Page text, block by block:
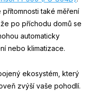
také měření
po příchodu domů se
automaticky
nebo klimatizace.
ekosystém, který
zvýší vaše pohodlí.